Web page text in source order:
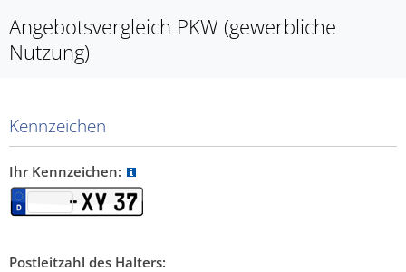
Angebotsvergleich PKW (gewerbliche
Nutzung)
Kennzeichen
Ihr Kennzeichen:
Postleitzahl des Halters: